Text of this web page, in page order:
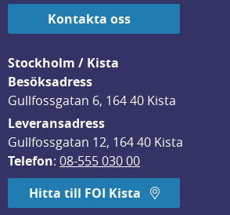
Kontakta oss
Stockholm / Kista
Besöksadress
Gullfossgatan 6, 164 40 Kista
Leveransadress
Gullfossgatan 12, 164 40 Kista
Telefon: 08-555 030 00
Hitta till FOI Kista